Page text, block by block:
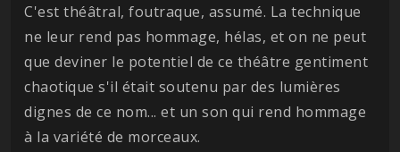
C'est théâtral, foutraque, assumé. La technique
ne leur rend pas hommage, hélas, et on ne peut
que deviner le potentiel de ce théâtre gentiment
chaotique s'il était soutenu par des lumières
dignes de ce nom... et un son qui rend hommage
à la variété de morceaux.